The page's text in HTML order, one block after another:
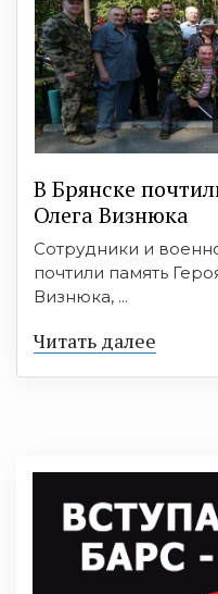
В Брянске
Олега Визнюка
Сотрудники и
почтили память
Визнюка, ...
Читать далее